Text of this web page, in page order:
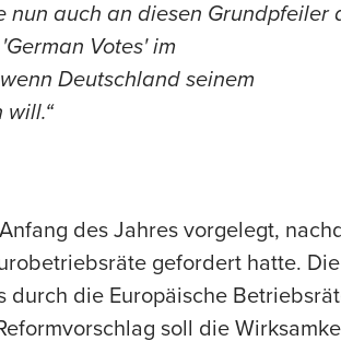
nun auch an diesen Grundpfeiler
Votes' im
Deutschland seinem
will.“
des Jahres vorgelegt,
gefordert hatte. Die
durch die Europäische
soll die